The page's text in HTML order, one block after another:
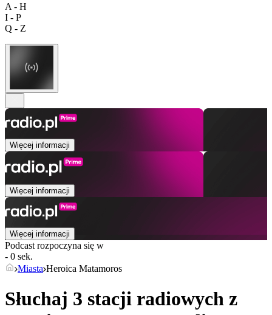
A - H
I - P
Q - Z
Więcej informacji
Więcej informacji
Więcej informacji
Podcast rozpoczyna się w
- 0 sek.
Miasta Heroica Matamoros
Słuchaj 3 stacji radiowych z